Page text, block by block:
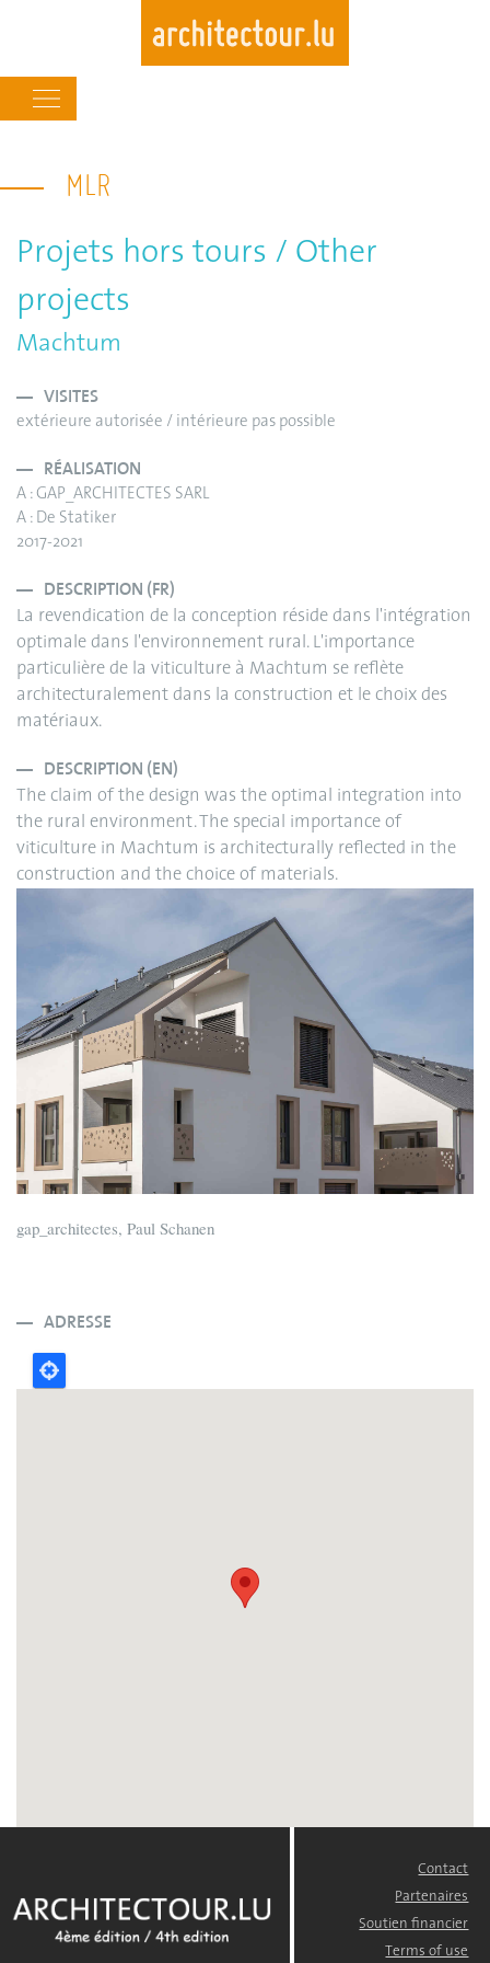
navigation
MLR
Projets hors tours / Other
projects
Machtum
VISITES
extérieure autorisée / intérieure pas possible
RÉALISATION
A : GAP_ARCHITECTES SARL
A : De Statiker
2017-2021
DESCRIPTION (FR)
La revendication de la conception réside dans l'intégration
optimale dans l'environnement rural. L'importance
particulière de la viticulture à Machtum se reflète
architecturalement dans la construction et le choix des
matériaux.
DESCRIPTION (EN)
The claim of the design was the optimal integration into
the rural environment. The special importance of
viticulture in Machtum is architecturally reflected in the
construction and the choice of materials.
gap_architectes, Paul Schanen
ADRESSE
Contact
Partenaires
Soutien financier
Terms of use